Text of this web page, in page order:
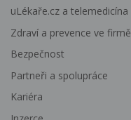
uLékaře.cz a telemedicína
Zdraví a prevence ve firmě
Bezpečnost
Partneři a spolupráce
Kariéra